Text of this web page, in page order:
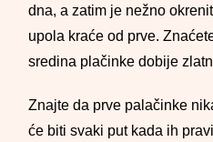
dna, a zatim je nežno
upola kraće od prve.
sredina plačinke dobije
Znajte da prve palačinke
će biti svaki put kada ih